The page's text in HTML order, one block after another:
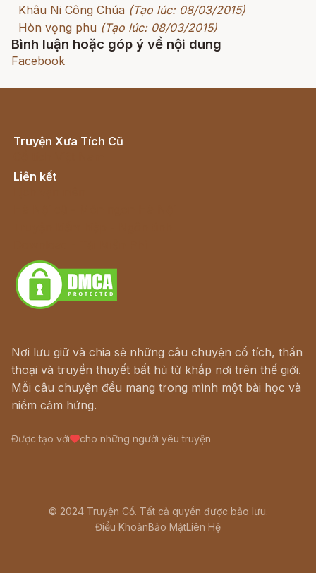
Khâu Ni Công Chúa (Tạo lúc: 08/03/2015)
Hòn vọng phu (Tạo lúc: 08/03/2015)
Bình luận hoặc góp ý về nội dung
Facebook
Truyện Xưa Tích Cũ
Liên kết
Nơi lưu giữ và chia sẻ những câu chuyện cổ tích, thần
thoại và truyền thuyết bất hủ từ khắp nơi trên thế giới.
Mỗi câu chuyện đều mang trong mình một bài học và
niềm cảm hứng.
Được tạo với cho những người yêu truyện
© 2024 Truyện Cổ. Tất cả quyền được bảo lưu.
Điều KhoảnBảo MậtLiên Hệ